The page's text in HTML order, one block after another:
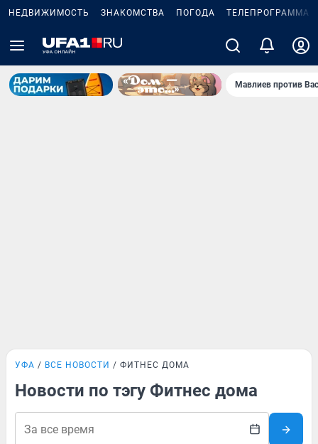
НЕДВИЖИМОСТЬ ЗНАКОМСТВА ПОГОДА ТЕЛЕПРОГРАММА
Мавлиев против
УФА ВСЕ НОВОСТИ ФИТНЕС ДОМА
Новости по тэгу Фитнес дома